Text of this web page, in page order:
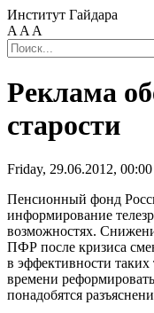
Институт Гайдара
A A A
Реклама
старости
Friday, 29.06.2012, 00:00
Пенсионный фонд
информирование
возможностях.
ПФР после кризиса
в эффективности таких
времени
понадобятся